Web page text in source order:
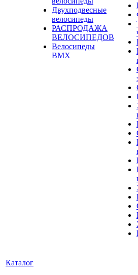
Двухподвесные
велосипеды
РАСПРОДАЖА
ВЕЛОСИПЕДОВ
Велосипеды
BMX
Каталог